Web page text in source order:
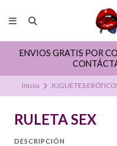
ENVIOS GRATIS POR
Inicio JUGUETES
RULETA SEX
DESCRIPCIÓN